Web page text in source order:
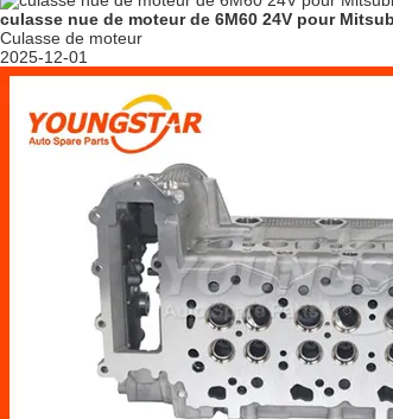
culasse nue de moteur de 6M60 24V pour
Culasse de moteur
2025-12-01